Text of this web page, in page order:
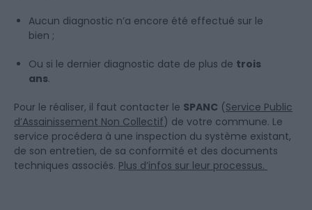
Aucun diagnostic n’a encore été effectué sur le
bien ;
Ou si le dernier diagnostic date de plus de trois
ans.
Pour le réaliser, il faut contacter le SPANC (Service Public
d’Assainissement Non Collectif) de votre commune. Le
service procédera à une inspection du système existant,
de son entretien, de sa conformité et des documents
techniques associés. Plus d’infos sur leur processus.